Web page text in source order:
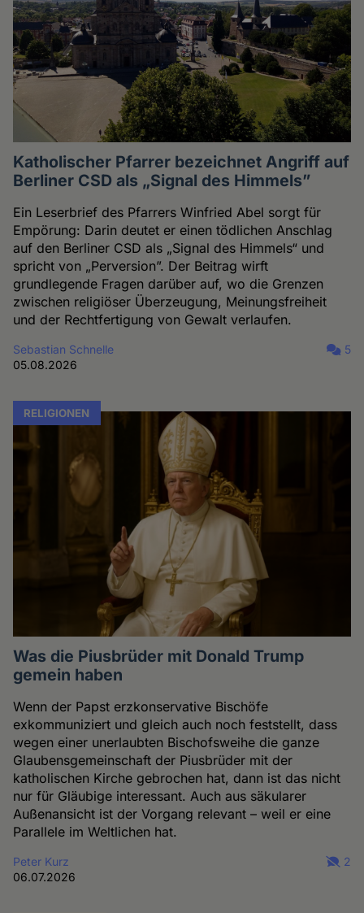
Katholischer Pfarrer bezeichnet Angriff auf
Berliner CSD als „Signal des Himmels”
Ein Leserbrief des Pfarrers Winfried Abel sorgt für
Empörung: Darin deutet er einen tödlichen Anschlag
auf den Berliner CSD als „Signal des Himmels“ und
spricht von „Perversion”. Der Beitrag wirft
grundlegende Fragen darüber auf, wo die Grenzen
zwischen religiöser Überzeugung, Meinungsfreiheit
und der Rechtfertigung von Gewalt verlaufen.
Sebastian Schnelle
05.08.2026
5
RELIGIONEN
Was die Piusbrüder mit Donald Trump
gemein haben
Wenn der Papst erzkonservative Bischöfe
exkommuniziert und gleich auch noch feststellt, dass
wegen einer unerlaubten Bischofsweihe die ganze
Glaubensgemeinschaft der Piusbrüder mit der
katholischen Kirche gebrochen hat, dann ist das nicht
nur für Gläubige interessant. Auch aus säkularer
Außenansicht ist der Vorgang relevant – weil er eine
Parallele im Weltlichen hat.
Peter Kurz
06.07.2026
2